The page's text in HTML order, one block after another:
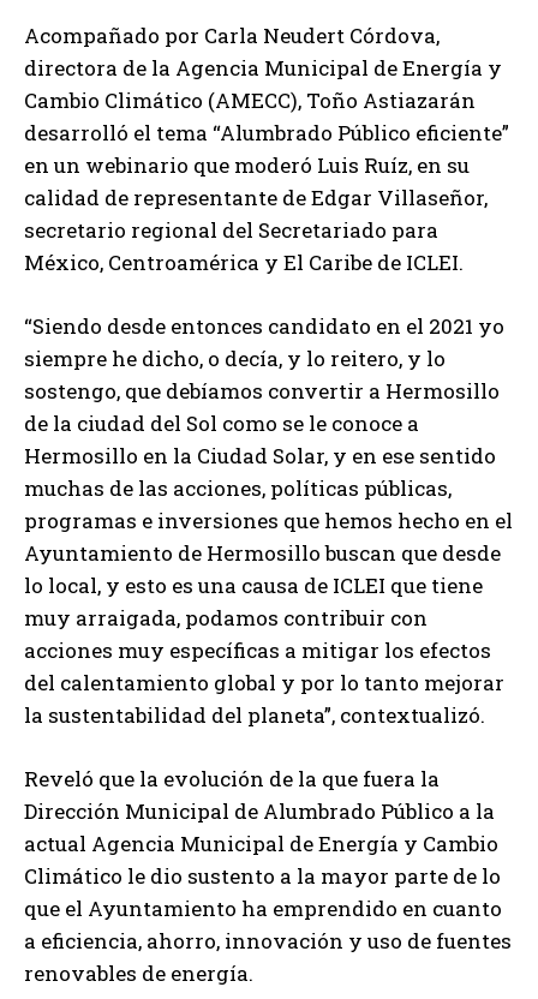
Acompañado por Carla Neudert Córdova,
directora de la Agencia Municipal de Energía y
Cambio Climático (AMECC), Toño Astiazarán
desarrolló el tema “Alumbrado Público eficiente”
en un webinario que moderó Luis Ruíz, en su
calidad de representante de Edgar Villaseñor,
secretario regional del Secretariado para
México, Centroamérica y El Caribe de ICLEI.
“Siendo desde entonces candidato en el 2021 yo
siempre he dicho, o decía, y lo reitero, y lo
sostengo, que debíamos convertir a Hermosillo
de la ciudad del Sol como se le conoce a
Hermosillo en la Ciudad Solar, y en ese sentido
muchas de las acciones, políticas públicas,
programas e inversiones que hemos hecho en el
Ayuntamiento de Hermosillo buscan que desde
lo local, y esto es una causa de ICLEI que tiene
muy arraigada, podamos contribuir con
acciones muy específicas a mitigar los efectos
del calentamiento global y por lo tanto mejorar
la sustentabilidad del planeta”, contextualizó.
Reveló que la evolución de la que fuera la
Dirección Municipal de Alumbrado Público a la
actual Agencia Municipal de Energía y Cambio
Climático le dio sustento a la mayor parte de lo
que el Ayuntamiento ha emprendido en cuanto
a eficiencia, ahorro, innovación y uso de fuentes
renovables de energía.